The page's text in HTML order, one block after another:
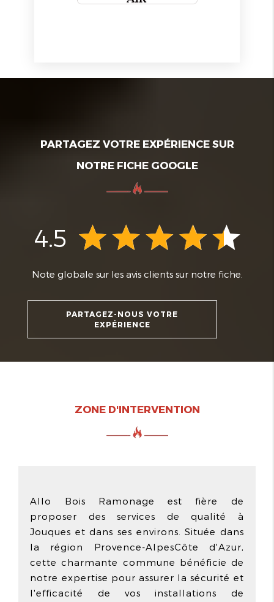
PARTAGEZ VOTRE EXPÉRIENCE SUR
NOTRE FICHE GOOGLE
4.5
Note globale sur les avis clients sur notre fiche.
PARTAGEZ-NOUS VOTRE
EXPÉRIENCE
ZONE D'INTERVENTION
Allo Bois Ramonage est fière de
proposer des services de qualité à
Jouques et dans ses environs. Située dans
la région Provence-AlpesCôte d'Azur,
cette charmante commune bénéficie de
notre expertise pour assurer la sécurité et
l'efficacité de vos installations de